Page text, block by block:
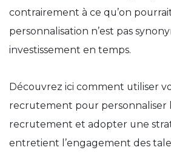
contrairement à ce qu’on
personnalisation n’est pas
investissement en temps.
Découvrez ici comment utiliser
recrutement pour personnaliser
recrutement et adopter une
entretient l’engagement des